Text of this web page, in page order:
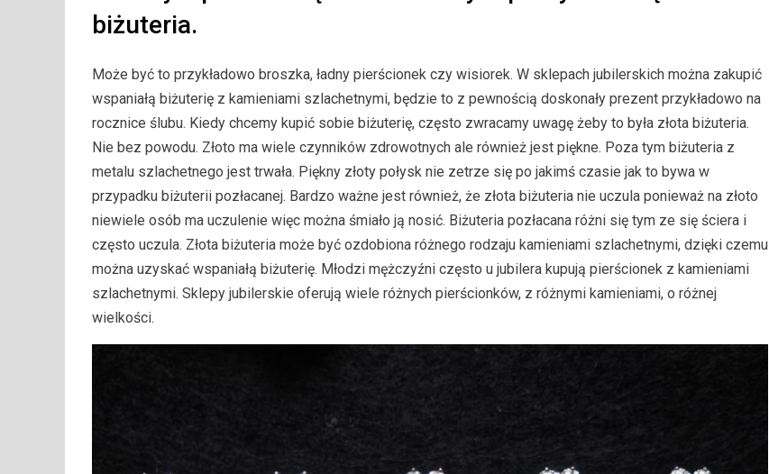
biżuteria.
Może być to przykładowo broszka, ładny pierścionek czy wisiorek. W sklepach jubilerskich można zakupić
wspaniałą biżuterię z kamieniami szlachetnymi, będzie to z pewnością doskonały prezent przykładowo na
rocznice ślubu. Kiedy chcemy kupić sobie biżuterię, często zwracamy uwagę żeby to była złota biżuteria.
Nie bez powodu. Złoto ma wiele czynników zdrowotnych ale również jest piękne. Poza tym biżuteria z
metalu szlachetnego jest trwała. Piękny złoty połysk nie zetrze się po jakimś czasie jak to bywa w
przypadku biżuterii pozłacanej. Bardzo ważne jest również, że złota biżuteria nie uczula ponieważ na złoto
niewiele osób ma uczulenie więc można śmiało ją nosić. Biżuteria pozłacana różni się tym ze się ściera i
często uczula. Złota biżuteria może być ozdobiona różnego rodzaju kamieniami szlachetnymi, dzięki czemu
można uzyskać wspaniałą biżuterię. Młodzi mężczyźni często u jubilera kupują pierścionek z kamieniami
szlachetnymi. Sklepy jubilerskie oferują wiele różnych pierścionków, z różnymi kamieniami, o różnej
wielkości.